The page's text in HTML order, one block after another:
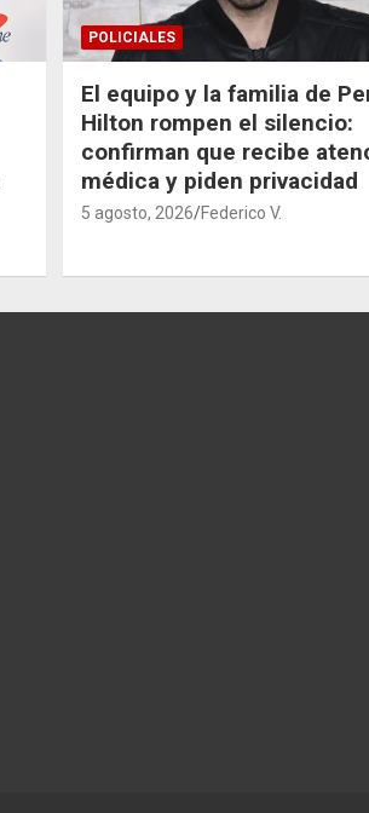
POLICIALES
El equipo y la familia de
Hilton rompen el silencio:
confirman que recibe
médica y piden privacidad
5 agosto, 2026 Federico V.